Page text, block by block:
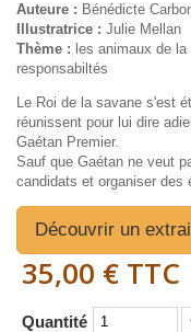
Auteure : Bénédicte
Illustratrice : Julie Mellan
Thème : les animaux de
responsabiltés
Le Roi de la savane s'est
réunissent pour lui dire
Gaétan Premier.
Sauf que Gaétan ne veut
candidats et organiser des
Découvrir un
35,00 € TTC
Quantité